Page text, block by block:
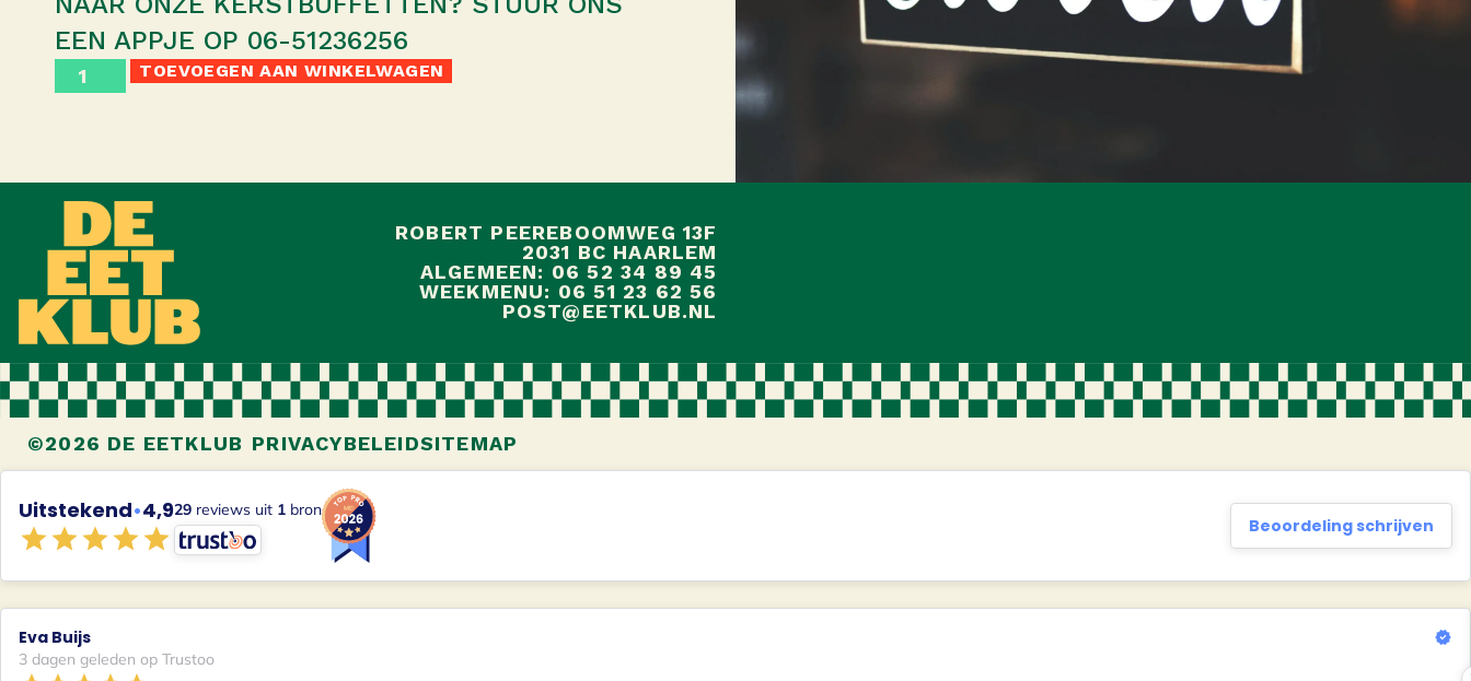
EEN APPJE OP 06-51236256
TOEVOEGEN AAN WINKELWAGEN
ROBERT PEEREBOOMWEG 13F
2031 BC HAARLEM
ALGEMEEN: 06 52 34 89 45
WEEKMENU: 06 51 23 62 56
POST@EETKLUB.NL
©2026 DE EETKLUB PRIVACYBELEIDSITEMAP
Uitstekend•4,929 reviews uit 1 bron
Beoordeling schrijven
Eva Buijs
3 dagen geleden op Trustoo